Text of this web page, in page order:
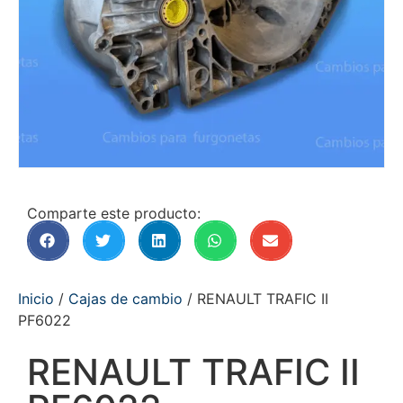
Comparte este producto:
Inicio / Cajas de cambio / RENAULT TRAFIC II
PF6022
RENAULT TRAFIC II